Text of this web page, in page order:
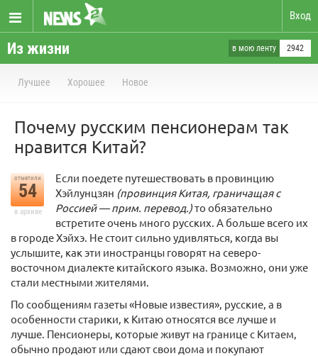
Вход
Из жизни в мою ленту 2942
Лучшее Хорошее Новое
Почему русским пенсионерам так
нравится Китай?
отметили
54
в архиве
Если поедете путешествовать в провинцию
Хэйлунцзян (провинция Китая, граничащая с
Россией — прим. перевод.)то обязательно
встретите очень много русских. А больше всего их
в городе Хэйхэ. Не стоит сильно удивляться, когда вы
услышите, как эти иностранцы говорят на северо-
восточном диалекте китайского языка. Возможно, они уже
стали местными жителями.
По сообщениям газеты «Новые известия», русские, а в
особенности старики, к Китаю относятся все лучше и
лучше. Пенсионеры, которые живут на границе с Китаем,
обычно продают или сдают свои дома и покупают